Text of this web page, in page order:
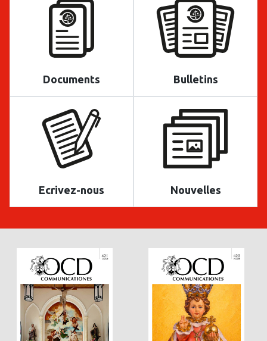
Documents Bulletins
Ecrivez-nous Nouvelles